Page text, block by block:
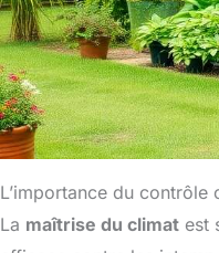
L’importance du contrôle
La maîtrise du climat est